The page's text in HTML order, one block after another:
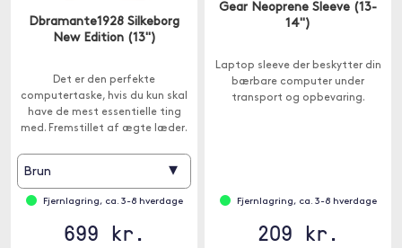
Dbramante1928 Silkeborg
New Edition (13")
Det er den perfekte
computertaske, hvis du kun skal
have de mest essentielle ting
med. Fremstillet af ægte læder.
Brun ▾
Fjernlagring, ca. 3-8 hverdage
699 kr.
Gear Neoprene Sleeve (13-
14")
Laptop sleeve der beskytter din
bærbare computer under
transport og opbevaring.
Fjernlagring, ca. 3-8 hverdage
209 kr.